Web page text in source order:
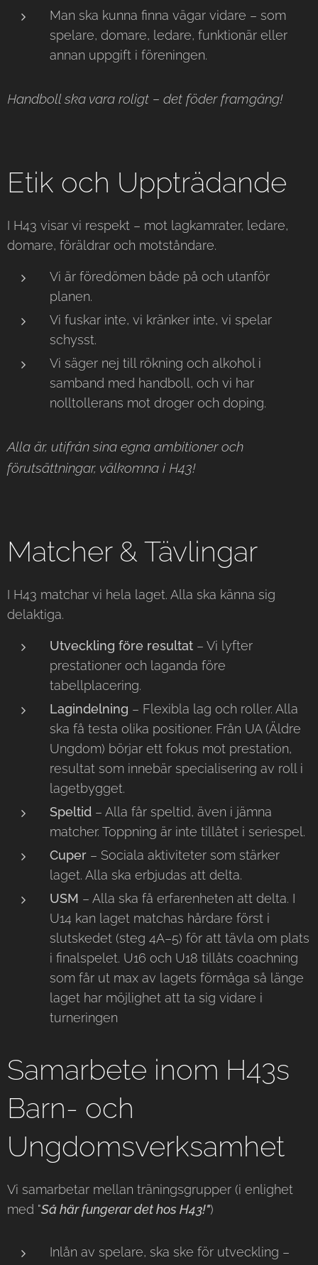
Man ska kunna finna vägar vidare – som
spelare, domare, ledare, funktionär eller
annan uppgift i föreningen.
Handboll ska vara roligt – det föder framgång!
Etik och Uppträdande
I H43 visar vi respekt – mot lagkamrater, ledare,
domare, föräldrar och motståndare.
Vi är föredömen både på och utanför
planen.
Vi fuskar inte, vi kränker inte, vi spelar
schysst.
Vi säger nej till rökning och alkohol i
samband med handboll, och vi har
nolltollerans mot droger och doping.
Alla är, utifrån sina egna ambitioner och
förutsättningar, välkomna i H43!
Matcher & Tävlingar
I H43 matchar vi hela laget. Alla ska känna sig
delaktiga.
Utveckling före resultat – Vi lyfter
prestationer och laganda före
tabellplacering.
Lagindelning – Flexibla lag och roller. Alla
ska få testa olika positioner. Från UA (Äldre
Ungdom) börjar ett fokus mot prestation,
resultat som innebär specialisering av roll i
lagetbygget.
Speltid – Alla får speltid, även i jämna
matcher. Toppning är inte tillåtet i seriespel.
Cuper – Sociala aktiviteter som stärker
laget. Alla ska erbjudas att delta.
USM – Alla ska få erfarenheten att delta. I
U14 kan laget matchas hårdare först i
slutskedet (steg 4A–5) för att tävla om plats
i finalspelet. U16 och U18 tillåts coachning
som får ut max av lagets förmåga så länge
laget har möjlighet att ta sig vidare i
turneringen
Samarbete inom H43s
Barn- och
Ungdomsverksamhet
Vi samarbetar mellan träningsgrupper (i enlighet
med "Så här fungerar det hos H43!")
Inlån av spelare, ska ske för utveckling –